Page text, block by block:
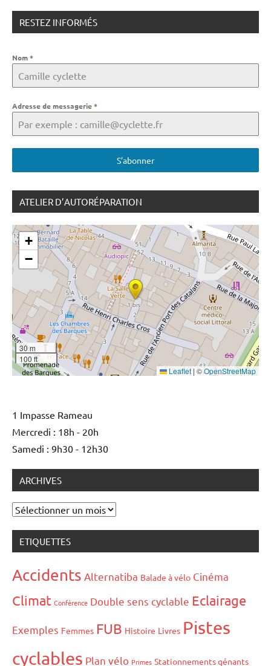
RESTEZ INFORMÉS
Nom*
Adresse de messagerie*
S’abonner
ATELIER D’AUTORÉPARATION
+
−
30 m
100 ft
Leaflet | ©OpenStreetMap
1 Impasse Rameau
Mercredi : 18h - 20h
Samedi : 9h30 - 12h30
ARCHIVES
Archives
ETIQUETTES
Accidents Alternatiba Balade à vélo Cinéma
Climat Conférence Double sens cyclable Eclairage
Exemples Femmes FUB Histoire Livres Pistes
cyclables Plan vélo Primes Stationnements génants